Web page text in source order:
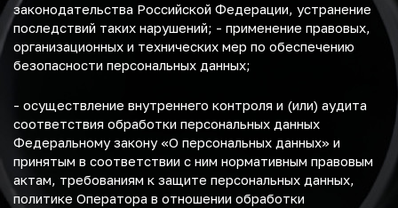
законодательства Российской Федерации, устранение
последствий таких нарушений; - применение правовых,
организационных и технических мер по обеспечению
безопасности персональных данных;
- осуществление внутреннего контроля и (или) аудита
соответствия обработки персональных данных
Федеральному закону «О персональных данных» и
принятым в соответствии с ним нормативным правовым
актам, требованиям к защите персональных данных,
политике Оператора в отношении обработки